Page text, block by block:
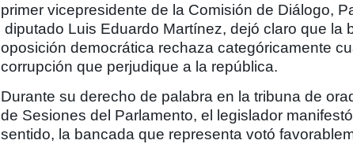
primer vicepresidente de la Comisión de Diálogo,
diputado Luis Eduardo Martínez, dejó claro que la
oposición democrática rechaza categóricamente
corrupción que perjudique a la república.
Durante su derecho de palabra en la tribuna de
de Sesiones del Parlamento, el legislador
sentido, la bancada que representa votó